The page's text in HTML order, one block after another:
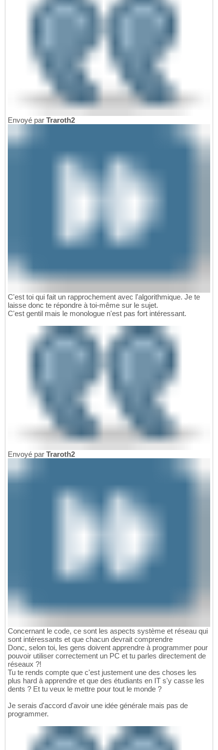
Envoyé par Traroth2
C'est toi qui fait un rapprochement avec l'algorithmique. Je te
laisse donc te répondre à toi-même sur le sujet.
C'est gentil mais le monologue n'est pas fort intéressant.
Envoyé par Traroth2
Concernant le code, ce sont les aspects système et réseau qui
sont intéressants et que chacun devrait comprendre
Donc, selon toi, les gens doivent apprendre à programmer pour
pouvoir utiliser correctement un PC et tu parles directement de
réseaux ?!
Tu te rends compte que c'est justement une des choses les
plus hard à apprendre et que des étudiants en IT s'y casse les
dents ? Et tu veux le mettre pour tout le monde ?
Je serais d'accord d'avoir une idée générale mais pas de
programmer.